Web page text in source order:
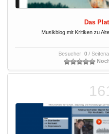
Das
Musikblog mit Kritiken zu
Besucher: 0 /